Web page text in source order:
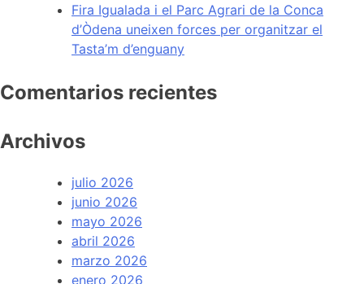
campanya
“Tria
terra”
Fira Igualada i el Parc Agrari de la Conca
d’Òdena uneixen forces per organitzar el
Tasta’m d’enguany
Comentarios recientes
Archivos
julio 2026
junio 2026
mayo 2026
abril 2026
marzo 2026
enero 2026